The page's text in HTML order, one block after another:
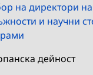
на директори
и научни
дейност